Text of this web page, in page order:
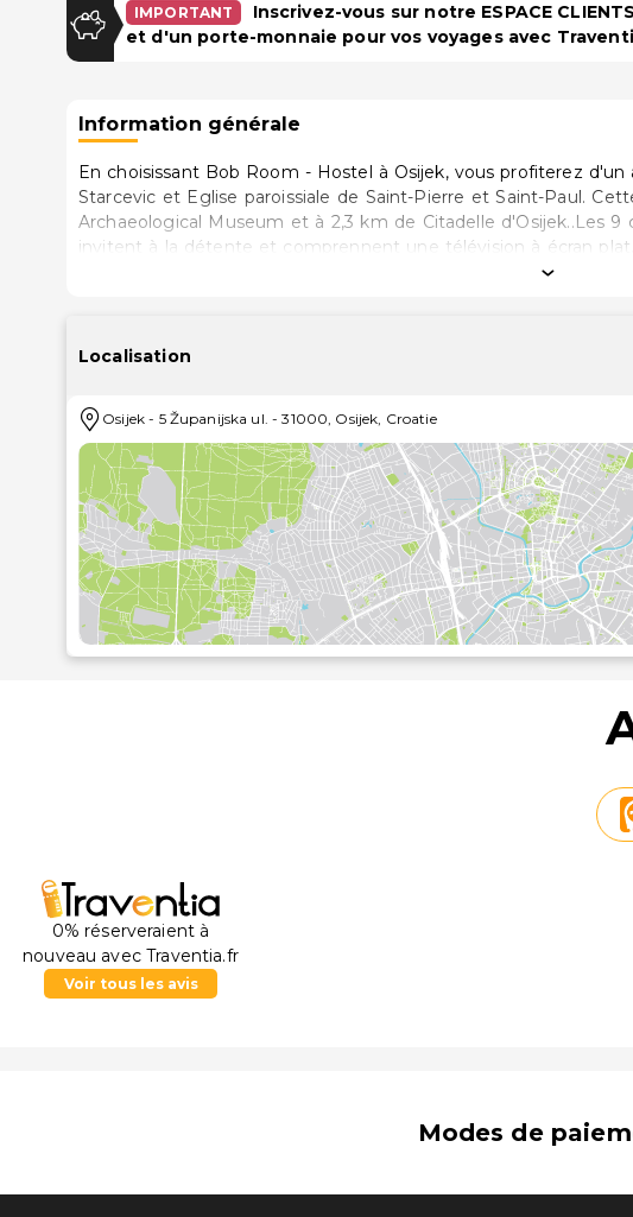
IMPORTANT
Inscrivez-vous sur notre ESPACE
et d'un porte-monnaie pour vos voyages avec
Information générale
En choisissant Bob Room - Hostel à Osijek, vous profiterez
Starcevic et Eglise paroissiale de Saint-Pierre et Saint-Paul. Cette auberge de jeunesse se trouve à 2,2 km de
Archaeological Museum et à 2,3 km de Citadelle d'Osijek..Les
invitent à la détente et comprennent une télévision à écran
de rester en contact avec le reste du monde et votre
et le service d'entretien est assuré sur demande. D'autres
Wi-Fi à Internet gratuit..Vous pourrez reprendre des forces
auberge de jeunesse. Pour bien finir la journée, vous
préparé sur commande est servi tous les jours de09 h
équipements et services proposés incluent des journaux
sur 24 et une consigne à bagages. Une navette vers et
supplément (disponible 24 h/24)..Les distances sont affichées
Place Ante Starcevic - 0,1 km
Eglise paroissiale de Saint-Pierre et Saint-Paul - 0,2 km
Archaeological Museum - 1,7 km
Citadelle d'Osijek - 1,7 km
Zagreb (ZAG) - 276,7 km
Osijek (OSI) - 3,5 km
Aéroport principal le plus pratique pour se rendre à Bob Room -
Localisation
Osijek - 5 Županijska ul. -31000, Osijek, Croatie
0% réserveraient à
nouveau avec Traventia.fr
Voir tous les avis
Modes de